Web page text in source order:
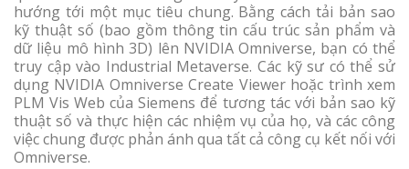
hướng tới một mục tiêu chung. Bằng cách tải bản sao
kỹ thuật số (bao gồm thông tin cấu trúc sản phẩm và
dữ liệu mô hình 3D) lên NVIDIA Omniverse, bạn có thể
truy cập vào Industrial Metaverse. Các kỹ sư có thể sử
dụng NVIDIA Omniverse Create Viewer hoặc trình xem
PLM Vis Web của Siemens để tương tác với bản sao kỹ
thuật số và thực hiện các nhiệm vụ của họ, và các công
việc chung được phản ánh qua tất cả công cụ kết nối với
Omniverse.